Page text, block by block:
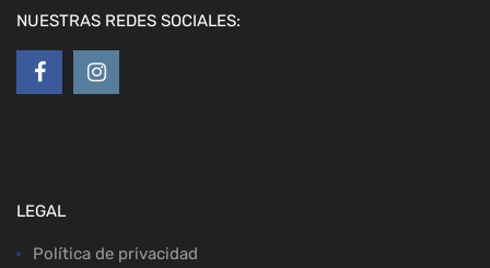
NUESTRAS REDES SOCIALES:
LEGAL
Política de privacidad